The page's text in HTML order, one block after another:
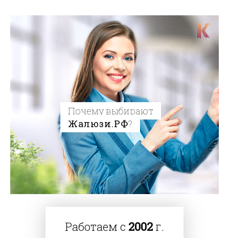
Почему выбирают
Жалюзи.РФ?
Работаем с 2002 г.